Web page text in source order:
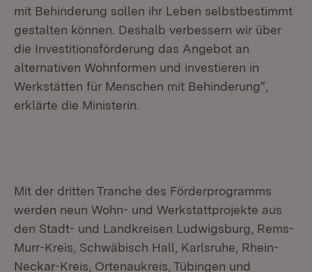
mit Behinderung sollen ihr Leben selbstbestimmt
gestalten können. Deshalb verbessern wir über
die Investitionsförderung das Angebot an
alternativen Wohnformen und investieren in
Werkstätten für Menschen mit Behinderung“,
erklärte die Ministerin.
Mit der dritten Tranche des Förderprogramms
werden neun Wohn- und Werkstattprojekte aus
den Stadt- und Landkreisen Ludwigsburg, Rems-
Murr-Kreis, Schwäbisch Hall, Karlsruhe, Rhein-
Neckar-Kreis, Ortenaukreis, Tübingen und